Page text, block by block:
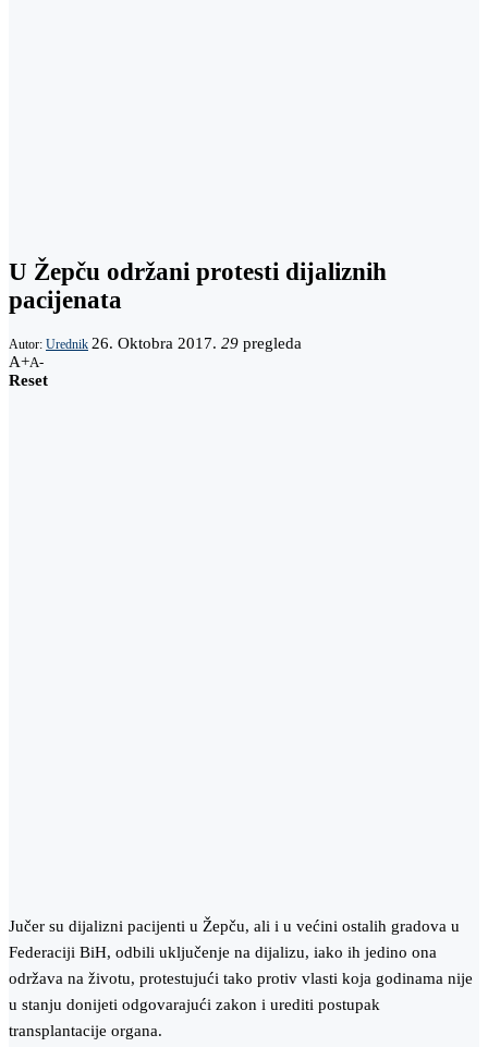
U Žepču održani protesti dijaliznih
pacijenata
Autor: Urednik 26. Oktobra 2017. 29 pregleda
A+A-
Reset
Jučer su dijalizni pacijenti u Žepču, ali i u većini ostalih gradova u
Federaciji BiH, odbili uključenje na dijalizu, iako ih jedino ona
održava na životu, protestujući tako protiv vlasti koja godinama nije
u stanju donijeti odgovarajući zakon i urediti postupak
transplantacije organa.